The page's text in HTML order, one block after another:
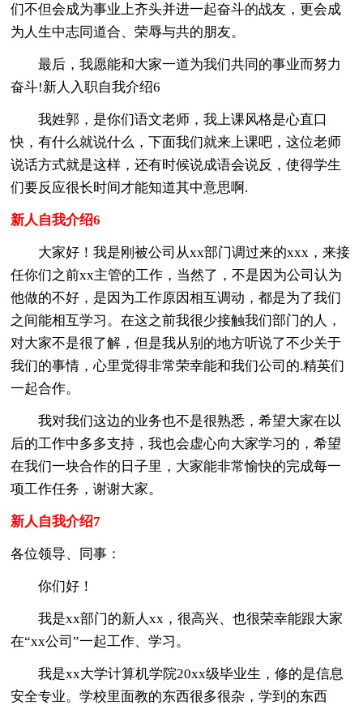
们不但会成为事业上齐头并进一起奋斗的战友，更会成
为人生中志同道合、荣辱与共的朋友。
最后，我愿能和大家一道为我们共同的事业而努力
奋斗!新人入职自我介绍6
我姓郭，是你们语文老师，我上课风格是心直口
快，有什么就说什么，下面我们就来上课吧，这位老师
说话方式就是这样，还有时候说成语会说反，使得学生
们要反应很长时间才能知道其中意思啊.
新人自我介绍6
大家好！我是刚被公司从xx部门调过来的xxx，来接
任你们之前xx主管的工作，当然了，不是因为公司认为
他做的不好，是因为工作原因相互调动，都是为了我们
之间能相互学习。在这之前我很少接触我们部门的人，
对大家不是很了解，但是我从别的地方听说了不少关于
我们的事情，心里觉得非常荣幸能和我们公司的.精英们
一起合作。
我对我们这边的业务也不是很熟悉，希望大家在以
后的工作中多多支持，我也会虚心向大家学习的，希望
在我们一块合作的日子里，大家能非常愉快的完成每一
项工作任务，谢谢大家。
新人自我介绍7
各位领导、同事：
你们好！
我是xx部门的新人xx，很高兴、也很荣幸能跟大家
在“xx公司”一起工作、学习。
我是xx大学计算机学院20xx级毕业生，修的是信息
安全专业。学校里面教的东西很多很杂，学到的东西